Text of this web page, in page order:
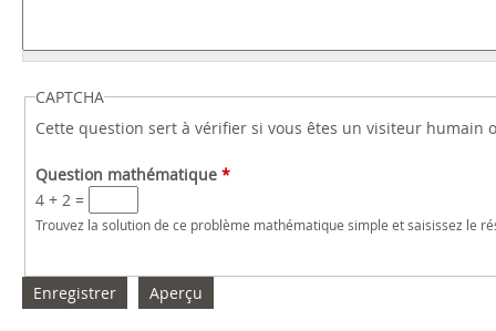
CAPTCHA
Cette question sert à vérifier si vous êtes un visiteur
Question mathématique *
4 + 2 =
Trouvez la solution de ce problème mathématique simple et saisissez le